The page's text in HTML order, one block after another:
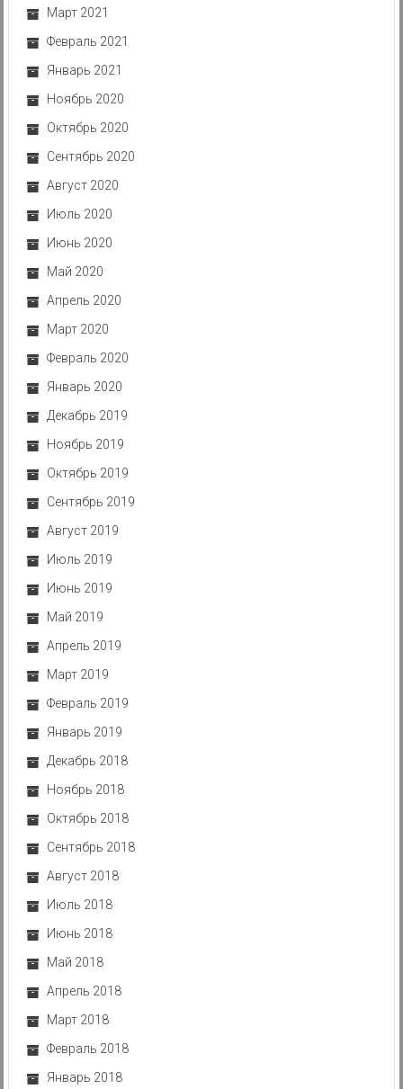
Март 2021
Февраль 2021
Январь 2021
Ноябрь 2020
Октябрь 2020
Сентябрь 2020
Август 2020
Июль 2020
Июнь 2020
Май 2020
Апрель 2020
Март 2020
Февраль 2020
Январь 2020
Декабрь 2019
Ноябрь 2019
Октябрь 2019
Сентябрь 2019
Август 2019
Июль 2019
Июнь 2019
Май 2019
Апрель 2019
Март 2019
Февраль 2019
Январь 2019
Декабрь 2018
Ноябрь 2018
Октябрь 2018
Сентябрь 2018
Август 2018
Июль 2018
Июнь 2018
Май 2018
Апрель 2018
Март 2018
Февраль 2018
Январь 2018